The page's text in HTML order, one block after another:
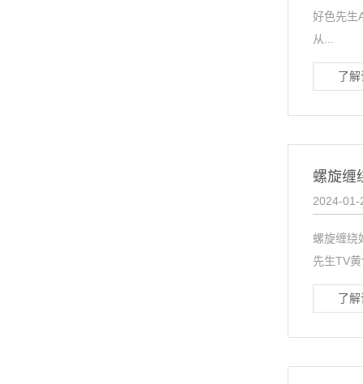
好色先
从...
了
螺旋缠
2024-01-
螺旋缠
先生TV
了